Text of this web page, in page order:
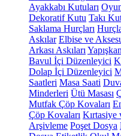
Ayakkabı Kutuları
Dekoratif Kutu Takı
Saklama Hurçları
Askılar Elbise ve
Arkası Askıları
Bavul İçi Düzenleyici
Dolap İçi Düzenleyici
Saatleri Masa Saati
Minderleri Ütü Masası
Mutfak Çöp Kovaları
Çöp Kovaları Kırtasiye
Arşivleme Poşet Dosya